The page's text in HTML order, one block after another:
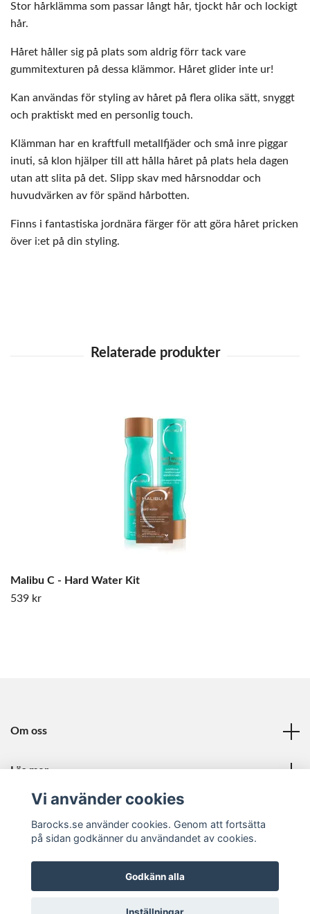
Stor hårklämma som passar långt hår, tjockt hår och lockigt
hår.
Håret håller sig på plats som aldrig förr tack vare
gummitexturen på dessa klämmor. Håret glider inte ur!
Kan användas för styling av håret på flera olika sätt, snyggt
och praktiskt med en personlig touch.
Klämman har en kraftfull metallfjäder och små inre piggar
inuti, så klon hjälper till att hålla håret på plats hela dagen
utan att slita på det. Slipp skav med hårsnoddar och
huvudvärken av för spänd hårbotten.
Finns i fantastiska jordnära färger för att göra håret pricken
över i:et på din styling.
Malibu C - Hard Water Kit
539 kr
Om oss
Läs mer
© 2026 Barocks
Vi använder cookies
Barocks.se använder cookies. Genom att fortsätta
på sidan godkänner du användandet av cookies.
Godkänn alla